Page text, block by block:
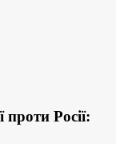
Росії: